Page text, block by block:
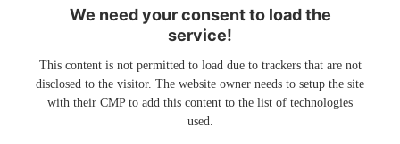
We need your consent to load the
service!
This content is not permitted to load due to trackers that are not
disclosed to the visitor. The website owner needs to setup the site
with their CMP to add this content to the list of technologies
used.